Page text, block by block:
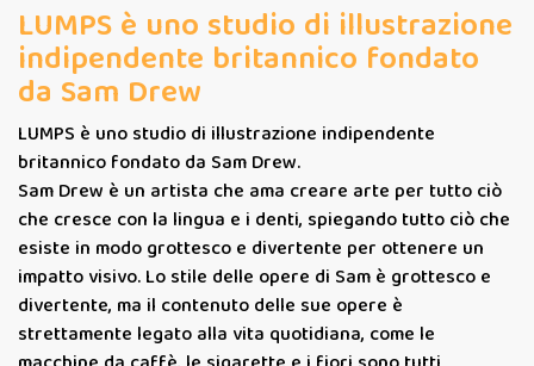
LUMPS è uno studio di illustrazione
indipendente britannico fondato
da Sam Drew
LUMPS è uno studio di illustrazione indipendente
britannico fondato da Sam Drew.
Sam Drew è un artista che ama creare arte per tutto ciò
che cresce con la lingua e i denti, spiegando tutto ciò che
esiste in modo grottesco e divertente per ottenere un
impatto visivo. Lo stile delle opere di Sam è grottesco e
divertente, ma il contenuto delle sue opere è
strettamente legato alla vita quotidiana, come le